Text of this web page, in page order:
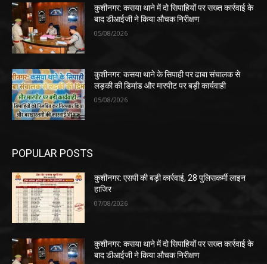
कुशीनगर: कसया थाने में दो सिपाहियों पर सख्त कार्रवाई के
बाद डीआईजी ने किया औचक निरीक्षण
05/08/2026
कुशीनगर: कसया थाने के सिपाही पर ढाबा संचालक से
लड़की की डिमांड और मारपीट पर बड़ी कार्यवाही
05/08/2026
POPULAR POSTS
कुशीनगर: एसपी की बड़ी कार्रवाई, 28 पुलिसकर्मी लाइन
हाजिर
07/08/2026
कुशीनगर: कसया थाने में दो सिपाहियों पर सख्त कार्रवाई के
बाद डीआईजी ने किया औचक निरीक्षण